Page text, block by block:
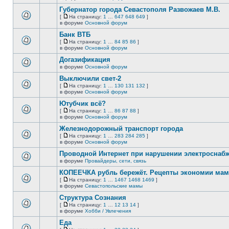
сообщений.
этой
непрочитанных
сообщений.
страницу
этой
непрочитанных
сообщений.
Губернатор города Севастополя Развожаев М.В.
[
На
страницу
На страницу: 1 647 648 649 ]
в форуме Основной форум
этой
непрочитанных
сообщений.
Банк ВТБ
[
На
страницу
На страницу: 1 84 85 86 ]
в форуме Основной форум
непрочитанных
сообщений.
Догазификация
в форуме Основной форум
этой
непрочитанных
сообщений.
Выключили свет-2
[
На
страницу
На страницу: 1 130 131 132 ]
в форуме Основной форум
этой
непрочитанных
сообщений.
Ютубчик всё?
[
На
страницу
На страницу: 1 86 87 88 ]
в форуме Основной форум
этой
непрочитанных
сообщений.
Железнодорожный транспорт города
[
На
страницу
На страницу: 1 283 284 285 ]
в форуме Основной форум
непрочитанных
сообщений.
Проводной Интернет при нарушении
в форуме Провайдеры, сети, связь
этой
непрочитанных
сообщений.
КОПЕЕЧКА рубль бережёт. Рецепты экономии
[
На
страницу
На страницу: 1 1467 1468 1469 ]
в форуме Севастопольские мамы
этой
Структура Сознания
[
На
страницу
На страницу: 1 12 13 14 ]
в форуме Хобби / Увлечения
Еда